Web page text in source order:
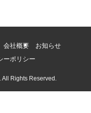
会社概要
お知らせ
ーポリシー
All Rights Reserved.